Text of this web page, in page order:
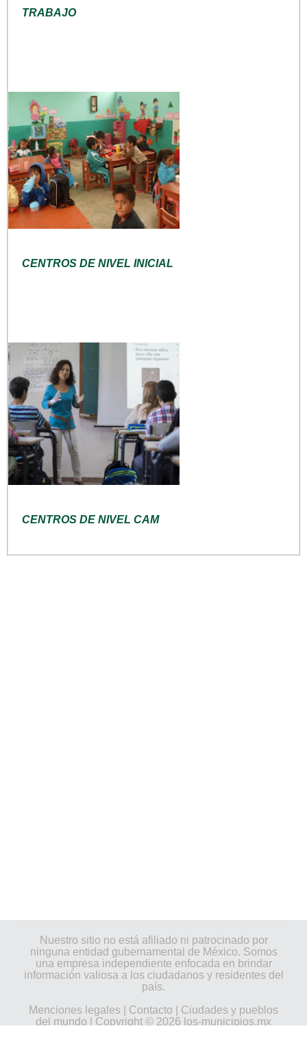
TRABAJO
CENTROS DE NIVEL INICIAL
CENTROS DE NIVEL CAM
Nuestro sitio no está afiliado ni patrocinado por
ninguna entidad gubernamental de México. Somos
una empresa independiente enfocada en brindar
información valiosa a los ciudadanos y residentes del
país.
Menciones legales
Contacto
Ciudades y pueblos
del mundo | Copyright © 2026 los-municipios.mx